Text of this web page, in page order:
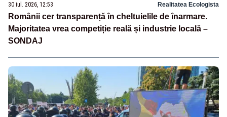
30 iul. 2026, 12:53 Realitatea Ecologista
Românii cer transparență în cheltuielile de înarmare.
Majoritatea vrea competiție reală și industrie locală –
SONDAJ